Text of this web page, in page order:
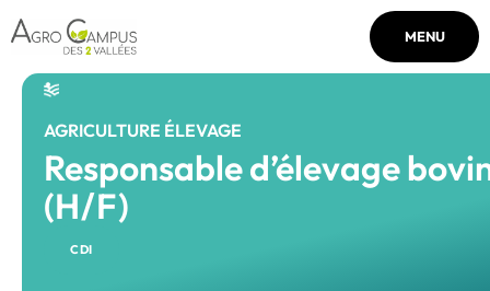
MENU
AGRICULTURE ÉLEVAGE
Responsable d’élevage
(H/F)
CDI